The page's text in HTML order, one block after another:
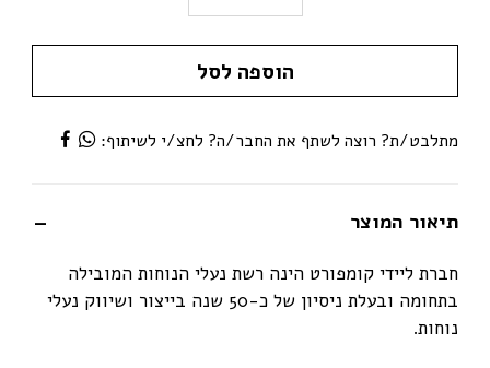
הוספה לסל
תיאור המוצר
חברת ליידי קומפורט הינה רשת נעלי הנוחות המובילה
בתחומה ובעלת ניסיון של כ-50 שנה בייצור ושיווק נעלי
נוחות.
מתלבט/ת? רוצה לשתף את החבר/ה? לחצ/י לשיתוף: